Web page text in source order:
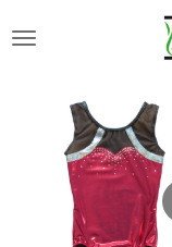
hoofdinhoud